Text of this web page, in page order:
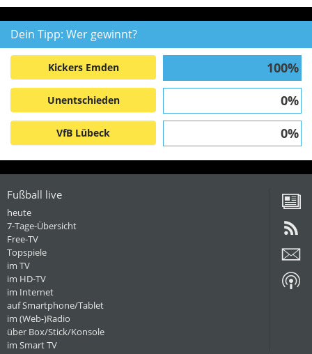
Dein Tipp: Wer gewinnt?
Kickers Emden 100%
Unentschieden 0%
VfB Lübeck 0%
Fußball live
heute
7-Tage-Übersicht
Free-TV
Topspiele
im TV
im HD-TV
im Internet
auf Smartphone/Tablet
im (Web-)Radio
über Box/Stick/Konsole
im Smart TV